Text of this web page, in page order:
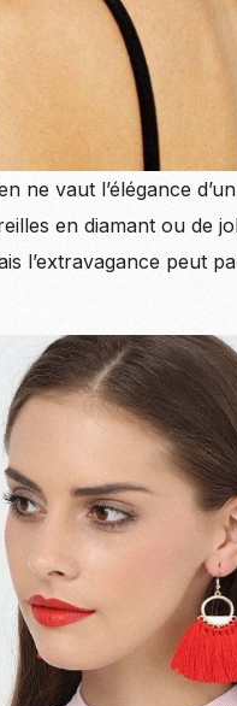
ne vaut l’élégance
en diamant ou de
l’extravagance peut